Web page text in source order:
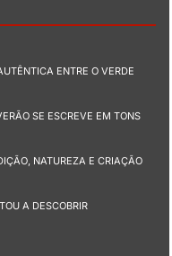
ENTRE O VERDE
SE ESCREVE EM TONS
NATUREZA E CRIAÇÃO
A DESCOBRIR